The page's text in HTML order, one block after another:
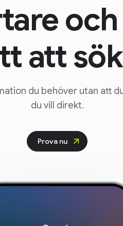
att
du behöver utan att
du vill direkt.
Prova nu